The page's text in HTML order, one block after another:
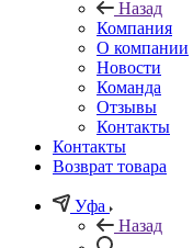
Назад
Компания
О компании
Новости
Команда
Отзывы
Контакты
Контакты
Возврат товара
Уфа
Назад